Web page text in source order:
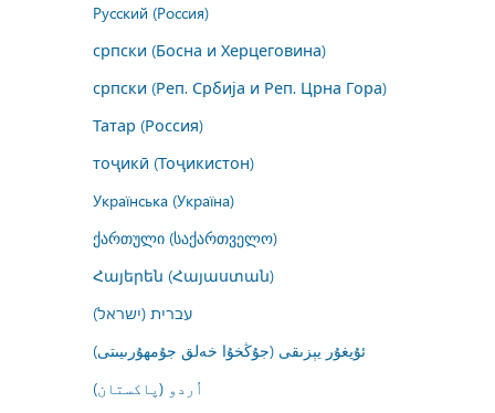
Русский (Россия)
српски (Босна и Херцеговина)
српски (Реп. Србија и Реп. Црна Гора)
Татар (Россия)
тоҷикӣ (Тоҷикистон)
Українська (Україна)
ქართული (საქართველო)
Հայերեն (Հայաստան)
עברית (ישראל)
ئۇيغۇر يېزىقى (جۇڭخۇا خەلق جۇمھۇرىيىتى)
اُردو (پاکستان)